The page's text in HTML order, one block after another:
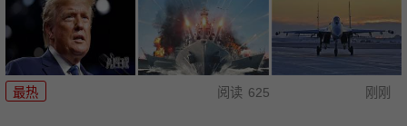
最热 阅读 625 刚刚